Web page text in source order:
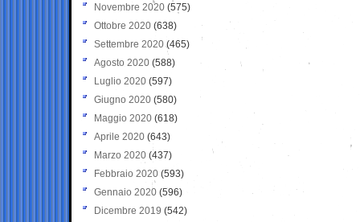
Novembre 2020 (575)
Ottobre 2020 (638)
Settembre 2020(465)
Agosto 2020 (588)
Luglio 2020 (597)
Giugno 2020 (580)
Maggio 2020 (618)
Aprile 2020 (643)
Marzo 2020 (437)
Febbraio 2020 (593)
Gennaio 2020 (596)
Dicembre 2019 (542)